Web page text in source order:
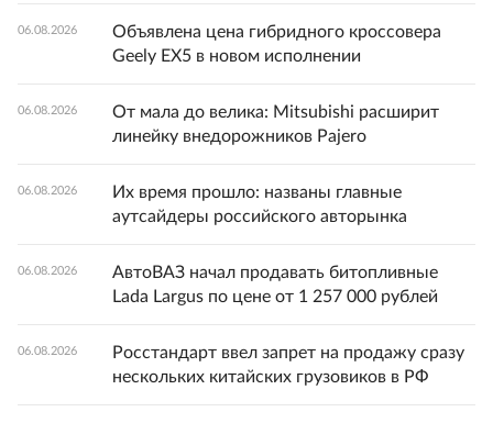
06.08.2026
Объявлена цена гибридного кроссовера
Geely EX5 в новом исполнении
06.08.2026
От мала до велика: Mitsubishi расширит
линейку внедорожников Pajero
06.08.2026
Их время прошло: названы главные
аутсайдеры российского авторынка
06.08.2026
АвтоВАЗ начал продавать битопливные
Lada Largus по цене от 1 257 000 рублей
06.08.2026
Росстандарт ввел запрет на продажу сразу
нескольких китайских грузовиков в РФ